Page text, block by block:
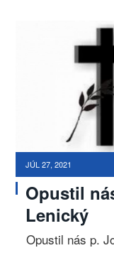
JÚL 27, 2021
Opustil
Lenický
Opustil nás p.